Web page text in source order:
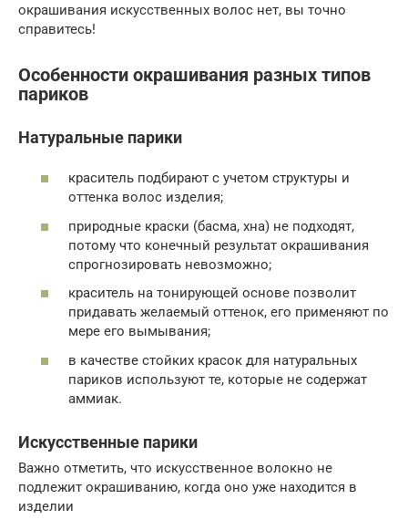
окрашивания искусственных волос нет, вы точно
справитесь!
Особенности окрашивания разных типов
париков
Натуральные парики
краситель подбирают с учетом структуры и
оттенка волос изделия;
природные краски (басма, хна) не подходят,
потому что конечный результат окрашивания
спрогнозировать невозможно;
краситель на тонирующей основе позволит
придавать желаемый оттенок, его применяют по
мере его вымывания;
в качестве стойких красок для натуральных
париков используют те, которые не содержат
аммиак.
Искусственные парики
Важно отметить, что искусственное волокно не
подлежит окрашиванию, когда оно уже находится в
изделии